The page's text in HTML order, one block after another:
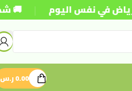
نفس اليوم | 🚚 شحن مجاني
0.00ر.س